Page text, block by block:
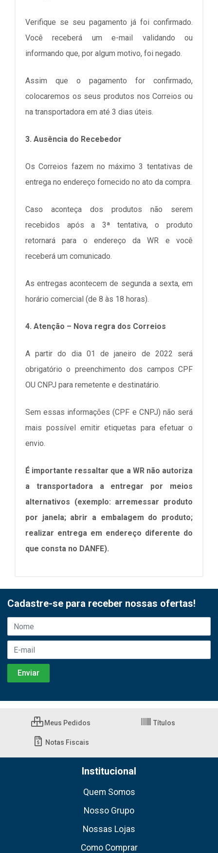
Verifique se seu pagamento já foi confirmado.
Você receberá um e-mail validando ou
informando que, por algum motivo, foi negado.
Assim que o pagamento for confirmado,
colocaremos os seus produtos nos Correios ou
na transportadora em até 3 dias úteis.
3. Ausência do Recebedor
Os Correios fazem no máximo 3 tentativas de
entrega no endereço fornecido no ato da compra.
Caso aconteça dos produtos não serem
recebidos após a 3ª tentativa, o produto
retornará para o endereço da WR e você
receberá um comunicado.
As entregas acontecem de segunda a sexta, em
horário comercial (de 8 às 18 horas).
4. Atenção – Nova regra dos Correios
A partir do dia 01 de janeiro de 2022 será
obrigatório o preenchimento dos campos CPF
OU CNPJ para remetente e destinatário.
Sem essas informações (CPF e CNPJ) não será
mais possível emitir etiquetas para efetuar o
envio.
É importante ressaltar que a WR não autoriza
a transportadora a entregar por meios
alternativos (exemplo: arremessar produto
por janela; abrir a embalagem do produto;
realizar entrega em endereço diferente do
que consta no DANFE).
Cadastre-se para receber nossas ofertas!
Meus Pedidos Títulos
Notas Fiscais
Institucional
Quem Somos
Nosso Grupo
Nossas Lojas
Como Comprar